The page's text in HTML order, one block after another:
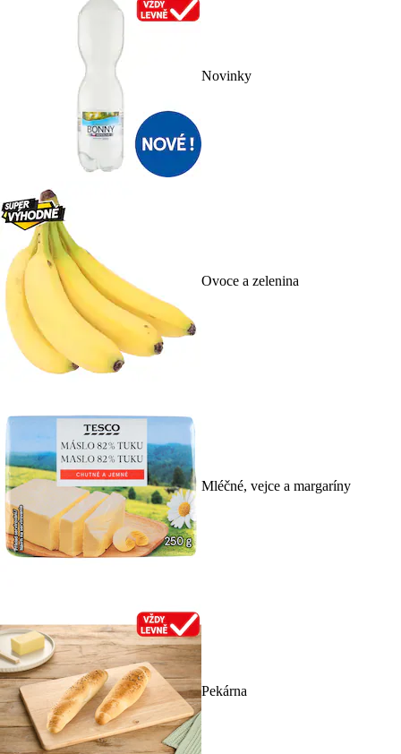
Novinky
Ovoce a zelenina
Mléčné, vejce a margaríny
Pekárna